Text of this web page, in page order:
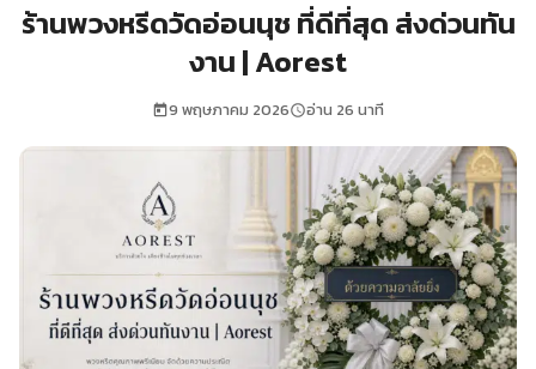
ร้านพวงหรีดวัดอ่อนนุช ที่ดีที่สุด ส่งด่วนทัน
งาน | Aorest
9 พฤษภาคม 2026 อ่าน 26 นาที